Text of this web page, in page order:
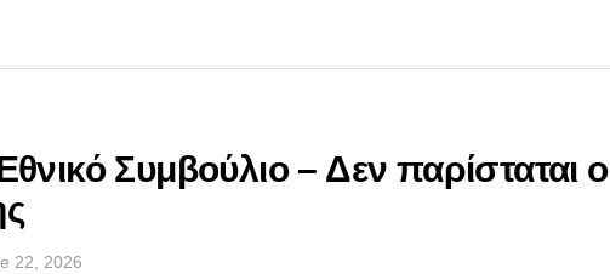
Συμβούλιο – Δεν παρίσταται ο
22, 2026